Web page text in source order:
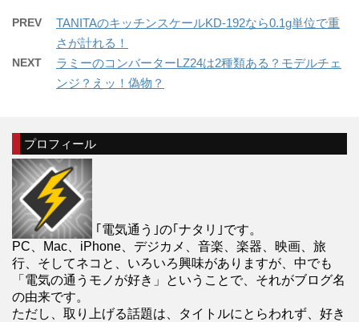
PREV
TANITAのキッチンスケールKD-192なら0.1g単位で重
さが計れる！
NEXT
ラミーのコンバーターLZ24は2種類ある？モデルチェ
ンジ？えッ！偽物？
プロフィール
｢電気通う｣の｢ナタリ｣です。
PC、Mac、iPhone、デジカメ、音楽、楽器、映画、旅
行、そしてネコと、いろいろ興味がありますが、中でも
「電気の通うモノが好き」ということで、それがブログ名
の由来です。
ただし、取り上げる話題は、タイトルにとらわれず、好き